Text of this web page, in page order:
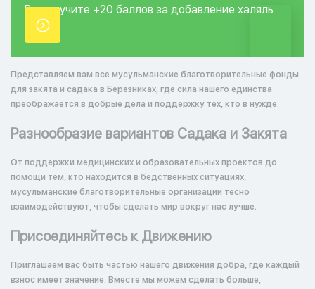
Вы получите +20 баллов за добавление халяль
точки.
Представляем вам все мусульманские благотворительные фонды
для закята и садака в Березниках, где сила нашего единства
преображается в добрые дела и поддержку тех, кто в нужде.
Разнообразие вариантов Садака и Закята
От поддержки медицинских и образовательных проектов до
помощи тем, кто находится в бедственных ситуациях,
мусульманские благотворительные организации тесно
взаимодействуют, чтобы сделать мир вокруг нас лучше.
Присоединяйтесь к Движению
Приглашаем вас быть частью нашего движения добра, где каждый
взнос имеет значение. Вместе мы можем сделать больше,